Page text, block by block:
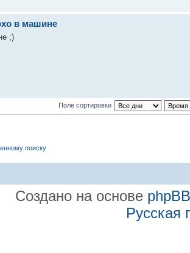
в машине
;)
Поле сортировки
поиску
Создано на основе phpBB
Русская